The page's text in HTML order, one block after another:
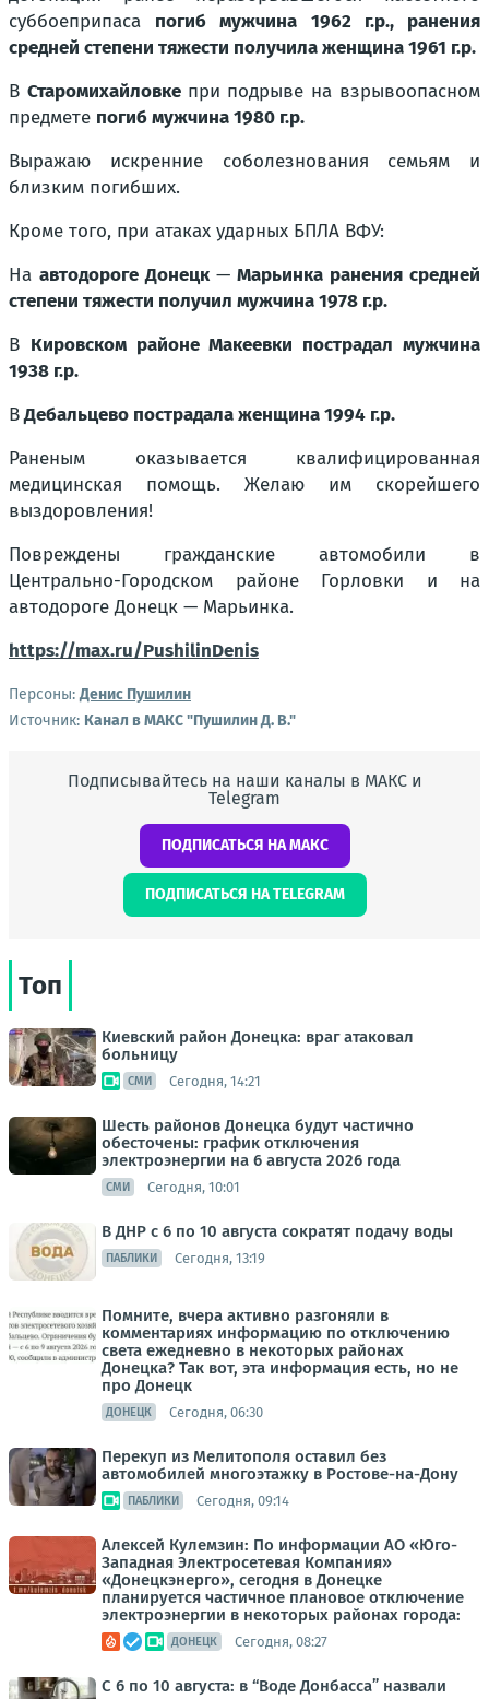
суббоеприпаса погиб мужчина 1962 г.р., ранения
средней степени тяжести получила женщина 1961 г.р.
В Старомихайловке при подрыве на взрывоопасном
предмете погиб мужчина 1980 г.р.
Выражаю искренние соболезнования семьям и
близким погибших.
Кроме того, при атаках ударных БПЛА ВФУ:
На автодороге Донецк — Марьинка ранения средней
степени тяжести получил мужчина 1978 г.р.
В Кировском районе Макеевки пострадал мужчина
1938 г.р.
ВДебальцево пострадала женщина 1994 г.р.
Раненым оказывается квалифицированная
медицинская помощь. Желаю им скорейшего
выздоровления!
Повреждены гражданские автомобили в
Центрально-Городском районе Горловки и на
автодороге Донецк — Марьинка.
https://max.ru/PushilinDenis
Персоны: Денис Пушилин
Источник: Канал в МАКС "Пушилин Д. В."
Подписывайтесь на наши каналы в МАКС и
Telegram
ПОДПИСАТЬСЯ НА МАКС
ПОДПИСАТЬСЯ НА TELEGRAM
Топ
Киевский район Донецка: враг атаковал
больницу
СМИ Сегодня, 14:21
Шесть районов Донецка будут частично
обесточены: график отключения
электроэнергии на 6 августа 2026 года
СМИ Сегодня, 10:01
В ДНР с 6 по 10 августа сократят подачу воды
ПАБЛИКИ Сегодня, 13:19
Помните, вчера активно разгоняли в
комментариях информацию по отключению
света ежедневно в некоторых районах
Донецка? Так вот, эта информация есть, но не
про Донецк
ДОНЕЦК Сегодня, 06:30
Перекуп из Мелитополя оставил без
автомобилей многоэтажку в Ростове-на-Дону
ПАБЛИКИ Сегодня, 09:14
Алексей Кулемзин: По информации АО «Юго-
Западная Электросетевая Компания»
«Донецкэнерго», сегодня в Донецке
планируется частичное плановое отключение
электроэнергии в некоторых районах города:
ДОНЕЦК Сегодня, 08:27
С 6 по 10 августа: в “Воде Донбасса” назвали